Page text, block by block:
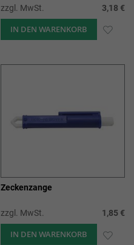
zzgl. MwSt. 3,18 €
IN DEN WARENKORB ZUR
Zeckenzange
zzgl. MwSt. 1,85 €
IN DEN WARENKORB ZUR